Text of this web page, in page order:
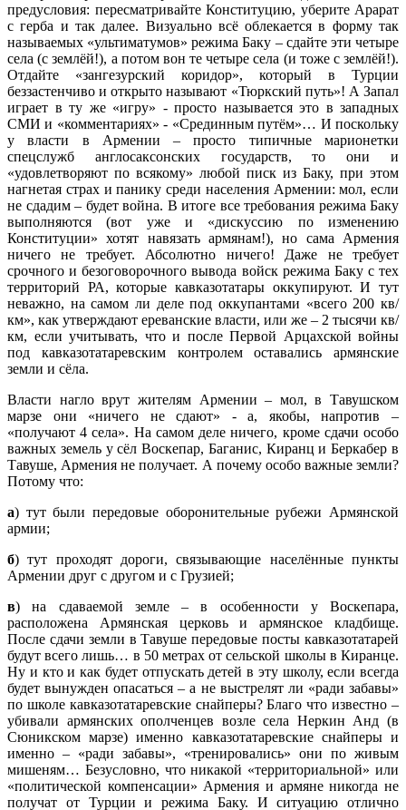
предусловия: пересматривайте Конституцию, уберите Арарат
с герба и так далее. Визуально всё облекается в форму так
называемых «ультиматумов» режима Баку – сдайте эти четыре
села (с землёй!), а потом вон те четыре села (и тоже с землёй!).
Отдайте «зангезурский коридор», который в Турции
беззастенчиво и открыто называют «Тюркский путь»! А Запал
играет в ту же «игру» - просто называется это в западных
СМИ и «комментариях» - «Срединным путём»… И поскольку
у власти в Армении – просто типичные марионетки
спецслужб англосаксонских государств, то они и
«удовлетворяют по всякому» любой писк из Баку, при этом
нагнетая страх и панику среди населения Армении: мол, если
не сдадим – будет война. В итоге все требования режима Баку
выполняются (вот уже и «дискуссию по изменению
Конституции» хотят навязать армянам!), но сама Армения
ничего не требует. Абсолютно ничего! Даже не требует
срочного и безоговорочного вывода войск режима Баку с тех
территорий РА, которые кавказотатары оккупируют. И тут
неважно, на самом ли деле под оккупантами «всего 200 кв/
км», как утверждают ереванские власти, или же – 2 тысячи кв/
км, если учитывать, что и после Первой Арцахской войны
под кавказотатаревским контролем оставались армянские
земли и сёла.
Власти нагло врут жителям Армении – мол, в Тавушском
марзе они «ничего не сдают» - а, якобы, напротив –
«получают 4 села». На самом деле ничего, кроме сдачи особо
важных земель у сёл Воскепар, Баганис, Киранц и Беркабер в
Тавуше, Армения не получает. А почему особо важные земли?
Потому что:
а) тут были передовые оборонительные рубежи Армянской
армии;
б) тут проходят дороги, связывающие населённые пункты
Армении друг с другом и с Грузией;
в) на сдаваемой земле – в особенности у Воскепара,
расположена Армянская церковь и армянское кладбище.
После сдачи земли в Тавуше передовые посты кавказотатарей
будут всего лишь… в 50 метрах от сельской школы в Киранце.
Ну и кто и как будет отпускать детей в эту школу, если всегда
будет вынужден опасаться – а не выстрелят ли «ради забавы»
по школе кавказотатаревские снайперы? Благо что известно –
убивали армянских ополченцев возле села Неркин Анд (в
Сюникском марзе) именно кавказотатаревские снайперы и
именно – «ради забавы», «тренировались» они по живым
мишеням… Безусловно, что никакой «территориальной» или
«политической компенсации» Армения и армяне никогда не
получат от Турции и режима Баку. И ситуацию отлично